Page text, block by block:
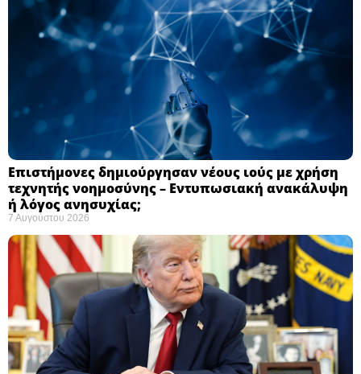
Επιστήμονες δημιούργησαν νέους ιούς με χρήση
τεχνητής νοημοσύνης – Εντυπωσιακή ανακάλυψη
ή λόγος ανησυχίας; ​
7 Αυγούστου 2026